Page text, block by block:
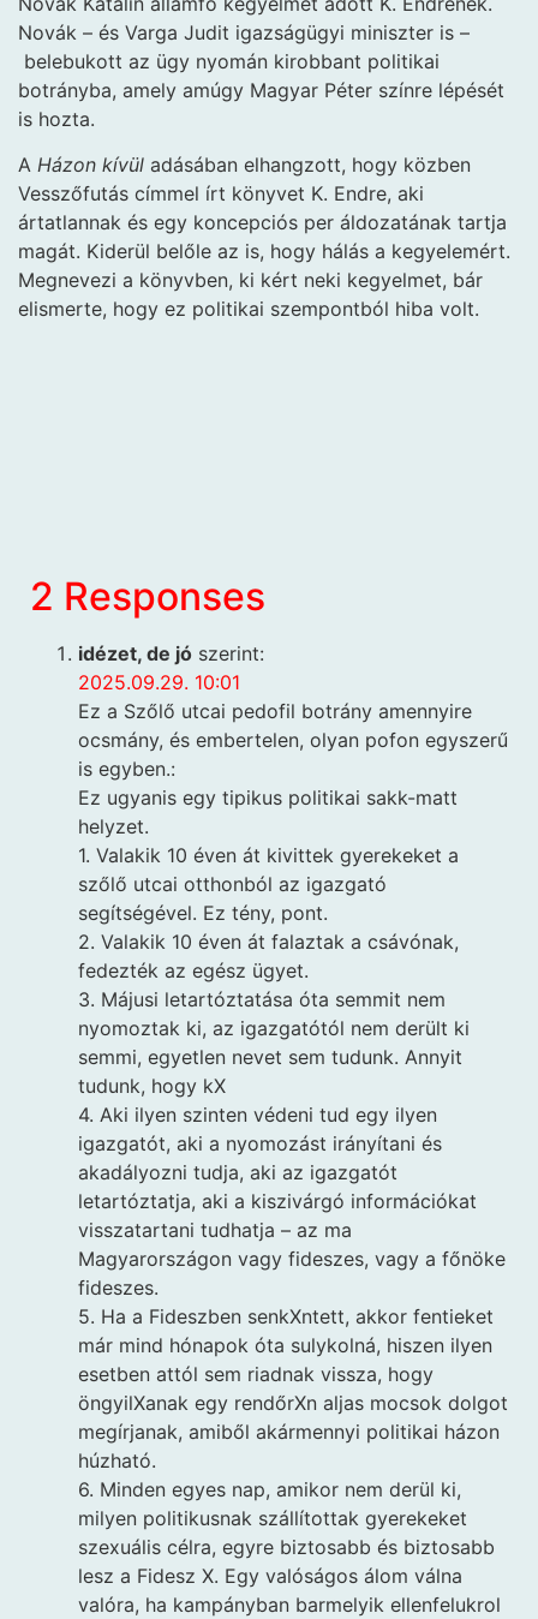
Novák – és Varga Judit igazságügyi miniszter is –
belebukott az ügy nyomán kirobbant politikai
botrányba, amely amúgy Magyar Péter színre lépését
is hozta.
A Házon kívül adásában elhangzott, hogy közben
Vesszőfutás címmel írt könyvet K. Endre, aki
ártatlannak és egy koncepciós per áldozatának tartja
magát. Kiderül belőle az is, hogy hálás a kegyelemért.
Megnevezi a könyvben, ki kért neki kegyelmet, bár
elismerte, hogy ez politikai szempontból hiba volt.
2 Responses
idézet, de jó szerint:
2025.09.29. 10:01
Ez a Szőlő utcai pedofil botrány amennyire
ocsmány, és embertelen, olyan pofon egyszerű
is egyben.:
Ez ugyanis egy tipikus politikai sakk-matt
helyzet.
1. Valakik 10 éven át kivittek gyerekeket a
szőlő utcai otthonból az igazgató
segítségével. Ez tény, pont.
2. Valakik 10 éven át falaztak a csávónak,
fedezték az egész ügyet.
3. Májusi letartóztatása óta semmit nem
nyomoztak ki, az igazgatótól nem derült ki
semmi, egyetlen nevet sem tudunk. Annyit
tudunk, hogy kX
4. Aki ilyen szinten védeni tud egy ilyen
igazgatót, aki a nyomozást irányítani és
akadályozni tudja, aki az igazgatót
letartóztatja, aki a kiszivárgó információkat
visszatartani tudhatja – az ma
Magyarországon vagy fideszes, vagy a főnöke
fideszes.
5. Ha a Fideszben senkXntett, akkor fentieket
már mind hónapok óta sulykolná, hiszen ilyen
esetben attól sem riadnak vissza, hogy
öngyilXanak egy rendőrXn aljas mocsok dolgot
megírjanak, amiből akármennyi politikai házon
húzható.
6. Minden egyes nap, amikor nem derül ki,
milyen politikusnak szállítottak gyerekeket
szexuális célra, egyre biztosabb és biztosabb
lesz a Fidesz X. Egy valóságos álom válna
valóra, ha kampányban barmelyik ellenfelukrol